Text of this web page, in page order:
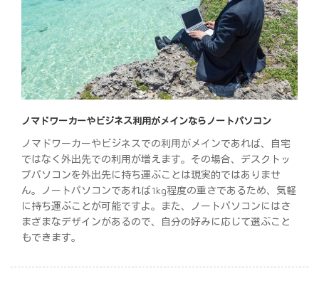
ノマドワーカーやビジネス利用がメインならノートパソコン
ノマドワーカーやビジネスでの利用がメインであれば、自宅
ではなく外出先での利用が増えます。その場合、デスクトッ
プパソコンを外出先に持ち運ぶことは現実的ではありませ
ん。ノートパソコンであれば1kg程度の重さであるため、気軽
に持ち運ぶことが可能ですよ。また、ノートパソコンにはさ
まざまなデザインがあるので、自分の好みに応じて選ぶこと
もできます。